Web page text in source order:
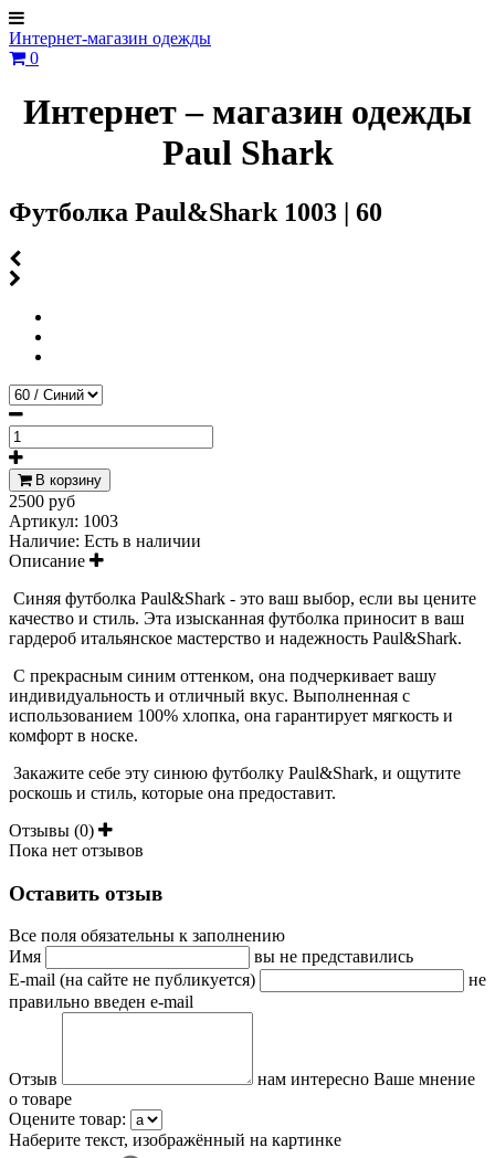
Интернет-магазин одежды
0
Интернет – магазин одежды
Paul Shark
Футболка Paul&Shark 1003 | 60
В корзину
2500 руб
Артикул: 1003
Наличие: Есть в наличии
Описание
Синяя футболка Paul&Shark - это ваш выбор, если вы цените
качество и стиль. Эта изысканная футболка приносит в ваш
гардероб итальянское мастерство и надежность Paul&Shark.
С прекрасным синим оттенком, она подчеркивает вашу
индивидуальность и отличный вкус. Выполненная с
использованием 100% хлопка, она гарантирует мягкость и
комфорт в носке.
Закажите себе эту синюю футболку Paul&Shark, и ощутите
роскошь и стиль, которые она предоставит.
Отзывы (0)
Пока нет отзывов
Оставить отзыв
Все поля обязательны к заполнению
Имя
вы не представились
E-mail (на сайте не публикуется)
не
правильно введен e-mail
Отзыв
нам интересно Ваше мнение
о товаре
Оцените товар:
Наберите текст, изображённый на картинке